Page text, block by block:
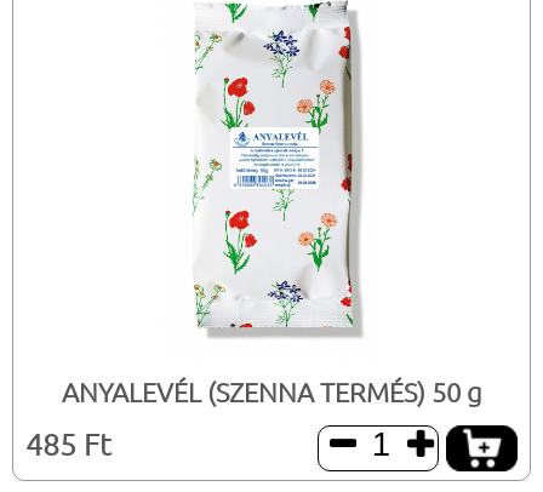
ANYALEVÉL (SZENNA TERMÉS) 50 g
485 Ft  